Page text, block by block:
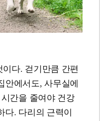
다. 걷기만큼 간편
안에서도, 사무실에
간을 줄여야 건강
다. 다리의 근력이